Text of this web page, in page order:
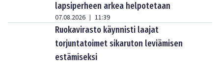
lapsiperheen arkea helpotetaan
07.08.2026 | 11:39
Ruokavirasto käynnisti laajat
torjuntatoimet sikaruton leviämisen
estämiseksi